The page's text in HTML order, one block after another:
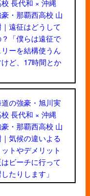
長代和 × 沖縄
・那覇西高校 山
｜遠征はどうして
？「僕らは遠征で
ーを結構使うん
ど、17時間とか
の強豪・旭川実
長代和 × 沖縄
・那覇西高校 山
｜気候の違いよる
ットやデメリット
はビーチに行って
たりします」